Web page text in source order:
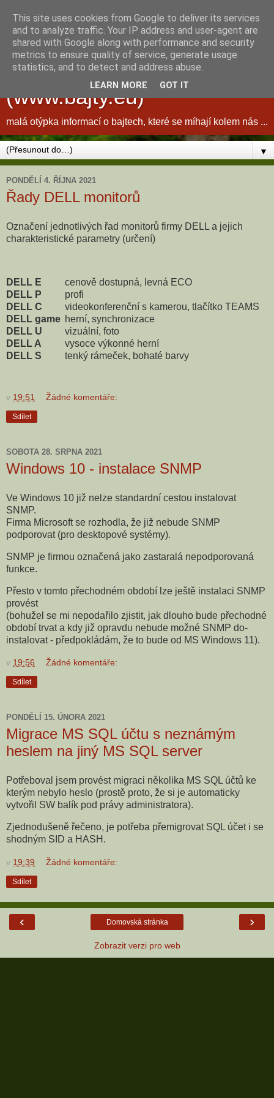
bajty kolem nás ...
(www.bajty.eu)
malá otýpka informací o bajtech, které se míhají kolem nás ...
▼
PONDĚLÍ 4. ŘÍJNA 2021
Řady DELL monitorů
Označení jednotlivých řad monitorů firmy DELL a jejich
charakteristické parametry (určení)
DELL E
cenově dostupná, levná ECO
DELL P
profi
DELL C
videokonferenční s kamerou, tlačítko TEAMS
DELL game herní, synchronizace
DELL U
vizuální, foto
DELL A
vysoce výkonné herní
DELL S
tenký rámeček, bohaté barvy
v 19:51 Žádné komentáře:
Sdílet
SOBOTA 28. SRPNA 2021
Windows 10 - instalace SNMP
Ve Windows 10 již nelze standardní cestou instalovat
SNMP.
Firma Microsoft se rozhodla, že již nebude SNMP
podporovat (pro desktopové systémy).
SNMP je firmou označená jako zastaralá nepodporovaná
funkce.
Přesto v tomto přechodném období lze ještě instalaci SNMP
provést
(bohužel se mi nepodařilo zjistit, jak dlouho bude přechodné
období trvat a kdy již opravdu nebude možné SNMP do-
instalovat - předpokládám, že to bude od MS Windows 11).
v 19:56 Žádné komentáře:
Sdílet
PONDĚLÍ 15. ÚNORA 2021
Migrace MS SQL účtu s neznámým
heslem na jiný MS SQL server
Potřeboval jsem provést migraci několika MS SQL účtů ke
kterým nebylo heslo (prostě proto, že si je automaticky
vytvořil SW balík pod právy administratora).
Zjednodušeně řečeno, je potřeba přemigrovat SQL účet i se
shodným SID a HASH.
v 19:39 Žádné komentáře:
Sdílet
‹ ›
Domovská stránka
Zobrazit verzi pro web
This site uses cookies from Google to deliver its services
and to analyze traffic. Your IP address and user-agent are
shared with Google along with performance and security
metrics to ensure quality of service, generate usage
statistics, and to detect and address abuse.
LEARN MORE GOT IT